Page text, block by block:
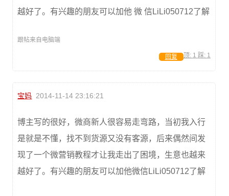
越好了。有兴趣的朋友可以加他 微 信LiLi050712了解
跟帖来自电脑端
顶: 1 踩: 1
回复
宝妈 2014-11-14 23:16:21
博主写的很好，微商新人很容易走弯路，当初我入行
是就是不懂，找不到货源又没有客源，后来偶然间发
现了一个微营销教程才让我走出了困境，生意也越来
越好了。有兴趣的朋友可以加他微信LiLi050712了解